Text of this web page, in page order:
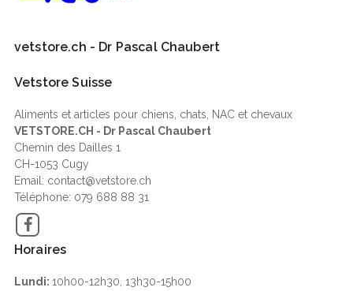
vetstore.ch - Dr Pascal Chaubert
Vetstore Suisse
Aliments et articles pour chiens, chats, NAC et chevaux
VETSTORE.CH - Dr Pascal Chaubert
Chemin des Dailles 1
CH-1053 Cugy
Email: contact@vetstore.ch
Téléphone: 079 688 88 31
Horaires
Lundi: 10h00-12h30, 13h30-15h00